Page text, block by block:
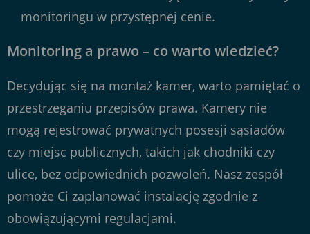
monitoringu w przystępnej cenie.
Monitoring a prawo – co warto wiedzieć?
Decydując się na montaż kamer, warto pamiętać o
przestrzeganiu przepisów prawa. Kamery nie
mogą rejestrować prywatnych posesji sąsiadów
czy miejsc publicznych, takich jak chodniki czy
ulice, bez odpowiednich pozwoleń. Nasz zespół
pomoże Ci zaplanować instalację zgodnie z
obowiązującymi regulacjami.